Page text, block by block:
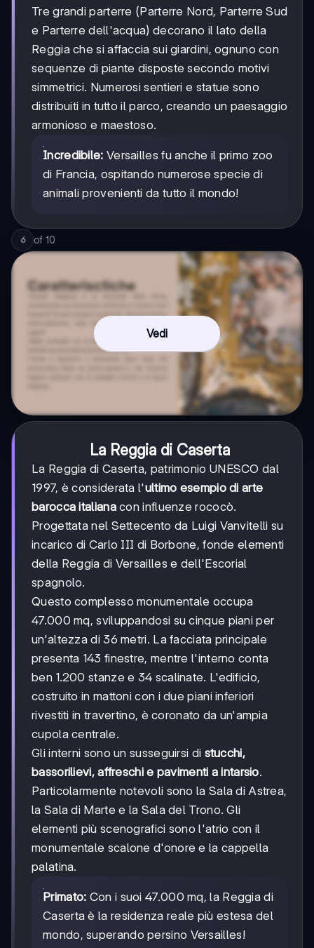
Tre grandi parterre (Parterre Nord, Parterre Sud
e Parterre dell'acqua) decorano il lato della
Reggia che si affaccia sui giardini, ognuno con
sequenze di piante disposte secondo motivi
simmetrici. Numerosi sentieri e statue sono
distribuiti in tutto il parco, creando un paesaggio
armonioso e maestoso.
Incredibile: Versailles fu anche il primo zoo
di Francia, ospitando numerose specie di
animali provenienti da tutto il mondo!
6 of 10
Vedi
La Reggia di Caserta
La Reggia di Caserta, patrimonio UNESCO dal
1997, è considerata l'ultimo esempio di arte
barocca italianacon influenze rococò.
Progettata nel Settecento da Luigi Vanvitelli su
incarico di Carlo III di Borbone, fonde elementi
della Reggia di Versailles e dell'Escorial
spagnolo.
Questo complesso monumentale occupa
47.000 mq, sviluppandosi su cinque piani per
un'altezza di 36 metri. La facciata principale
presenta 143 finestre, mentre l'interno conta
ben 1.200 stanze e 34 scalinate. L'edificio,
costruito in mattoni con i due piani inferiori
rivestiti in travertino, è coronato da un'ampia
cupola centrale.
Gli interni sono un susseguirsi di stucchi,
bassorilievi, affreschi e pavimenti a intarsio.
Particolarmente notevoli sono la Sala di Astrea,
la Sala di Marte e la Sala del Trono. Gli
elementi più scenografici sono l'atrio con il
monumentale scalone d'onore e la cappella
palatina.
Primato: Con i suoi 47.000 mq, la Reggia di
Caserta è la residenza reale più estesa del
mondo, superando persino Versailles!